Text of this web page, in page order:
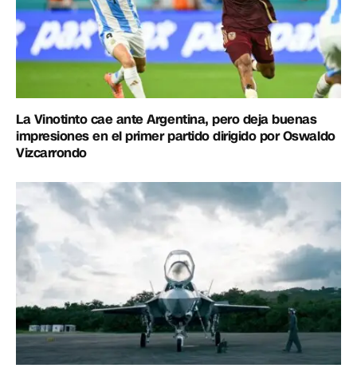
La Vinotinto cae ante Argentina, pero deja buenas
impresiones en el primer partido dirigido por Oswaldo
Vizcarrondo